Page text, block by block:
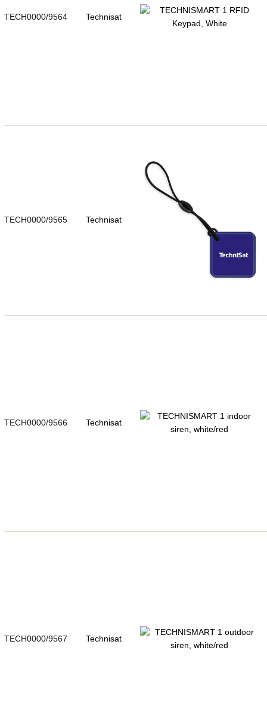
TECH0000/9564 Technisat
TECH0000/9565 Technisat
TECH0000/9566 Technisat
TECH0000/9567 Technisat